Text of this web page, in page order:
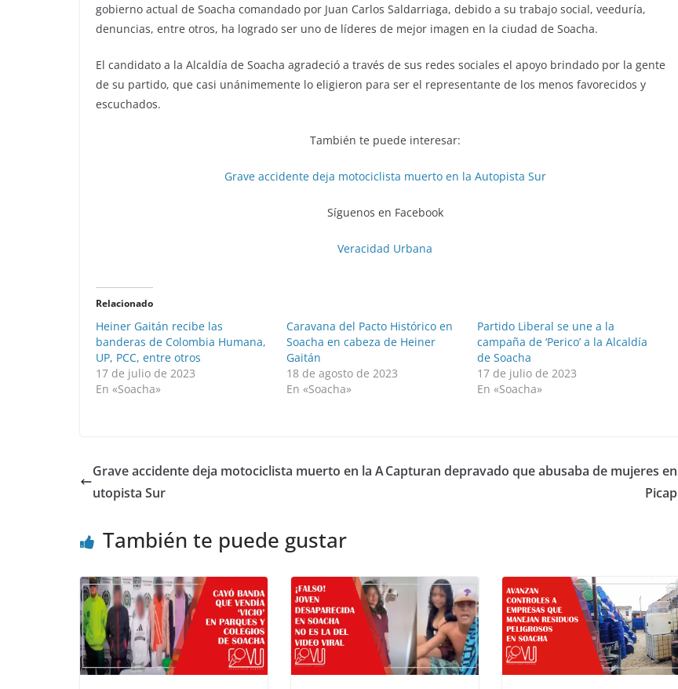
gobierno actual de Soacha comandado por Juan Carlos Saldarriaga, debido a su trabajo social, veeduría,
denuncias, entre otros, ha logrado ser uno de líderes de mejor imagen en la ciudad de Soacha.
El candidato a la Alcaldía de Soacha agradeció a través de sus redes sociales el apoyo brindado por la gente
de su partido, que casi unánimemente lo eligieron para ser el representante de los menos favorecidos y
escuchados.
También te puede interesar:
Grave accidente deja motociclista muerto en la Autopista Sur
Síguenos en Facebook
Veracidad Urbana
Relacionado
Heiner Gaitán recibe las
banderas de Colombia Humana,
UP, PCC, entre otros
17 de julio de 2023
En «Soacha»
Caravana del Pacto Histórico en
Soacha en cabeza de Heiner
Gaitán
18 de agosto de 2023
En «Soacha»
Partido Liberal se une a la
campaña de ‘Perico’ a la Alcaldía
de Soacha
17 de julio de 2023
En «Soacha»
Grave accidente deja motociclista muerto en la A
utopista Sur
Capturan depravado que abusaba de mujeres en
Picap
También te puede gustar